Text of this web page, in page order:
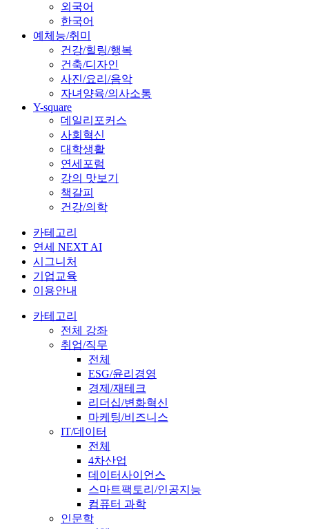
외국어
한국어
예체능/취미
건강/힐링/행복
건축/디자인
사진/요리/음악
자녀양육/의사소통
Y-square
데일리포커스
사회혁신
대학생활
연세포럼
강의 맛보기
책갈피
건강/의학
카테고리
연세 NEXT AI
시그니처
기업교육
이용안내
카테고리
전체 강좌
취업/직무
전체
ESG/윤리경영
경제/재테크
리더십/변화혁신
마케팅/비즈니스
IT/데이터
전체
4차산업
데이터사이언스
스마트팩토리/인공지능
컴퓨터 과학
인문학